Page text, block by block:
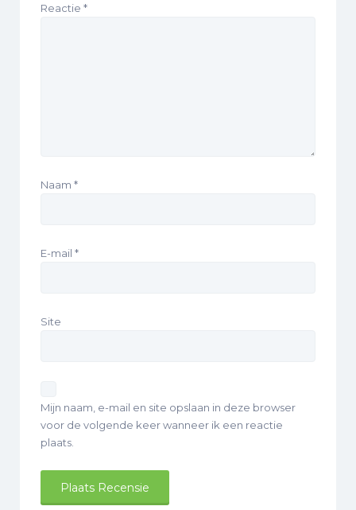
Reactie *
Naam *
E-mail *
Site
Mijn naam, e-mail en site opslaan in deze browser
voor de volgende keer wanneer ik een reactie
plaats.